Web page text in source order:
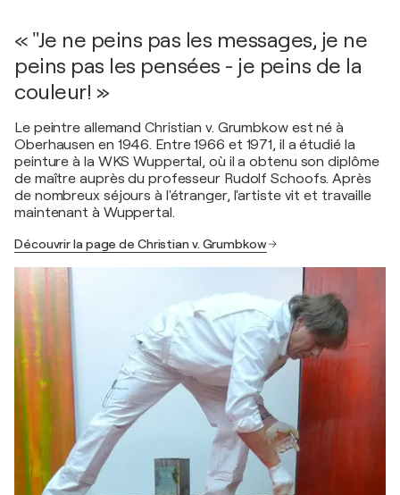
« "Je ne peins pas les messages, je ne
peins pas les pensées - je peins de la
couleur! »
Le peintre allemand Christian v. Grumbkow est né à
Oberhausen en 1946. Entre 1966 et 1971, il a étudié la
peinture à la WKS Wuppertal, où il a obtenu son diplôme
de maître auprès du professeur Rudolf Schoofs. Après
de nombreux séjours à l'étranger, l'artiste vit et travaille
maintenant à Wuppertal.
Découvrir la page de Christian v. Grumbkow